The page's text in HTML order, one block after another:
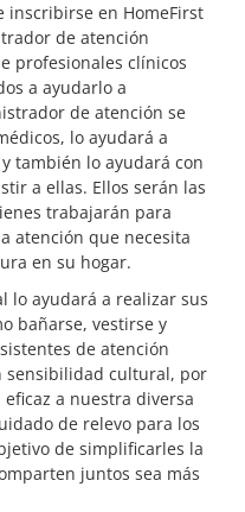
inscribirse en HomeFirst
de atención
profesionales clínicos
a ayudarlo a
de atención se
lo ayudará a
también lo ayudará con
a ellas. Ellos serán las
trabajarán para
atención que necesita
en su hogar.
lo ayudará a realizar sus
bañarse, vestirse y
de atención
sensibilidad cultural, por
a nuestra diversa
de relevo para los
de simplificarles la
juntos sea más